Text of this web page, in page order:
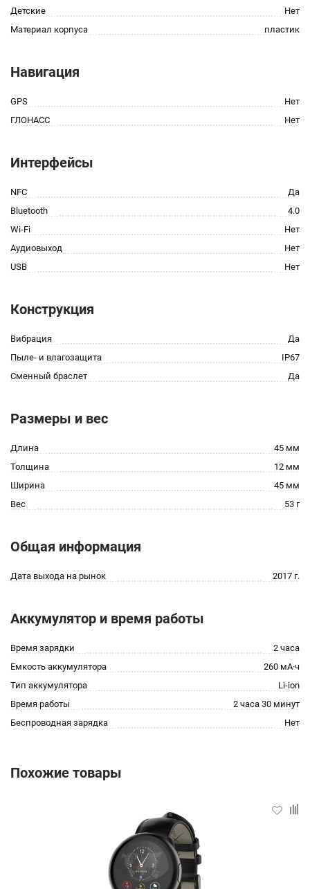
Детские
Нет
Материал корпуса
пластик
Навигация
GPS
Нет
ГЛОНАСС
Нет
Интерфейсы
NFC
Да
Bluetooth
4.0
Wi-Fi
Нет
Аудиовыход
Нет
USB
Нет
Конструкция
Вибрация
Да
Пыле- и влагозащита
IP67
Сменный браслет
Да
Размеры и вес
Длина
45 мм
Толщина
12 мм
Ширина
45 мм
Вес
53 г
Общая информация
Дата выхода на рынок 2017 г.
Аккумулятор и время работы
Время зарядки
2 часа
Емкость аккумулятора
260 мА·ч
Тип аккумулятора
Li-ion
Время работы
2 часа 30 минут
Беспроводная зарядка
Нет
Похожие товары